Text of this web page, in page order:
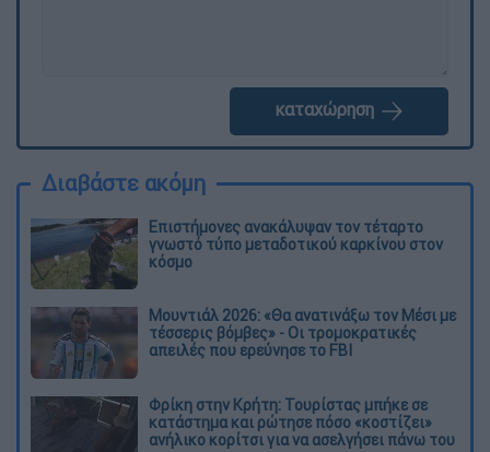
καταχώρηση
Διαβάστε ακόμη
Επιστήμονες ανακάλυψαν τον τέταρτο
γνωστό τύπο μεταδοτικού καρκίνου στον
κόσμο
Μουντιάλ 2026: «Θα ανατινάξω τον Μέσι με
τέσσερις βόμβες» - Οι τρομοκρατικές
απειλές που ερεύνησε το FBI
Φρίκη στην Κρήτη: Τουρίστας μπήκε σε
κατάστημα και ρώτησε πόσο «κοστίζει»
ανήλικο κορίτσι για να ασελγήσει πάνω του